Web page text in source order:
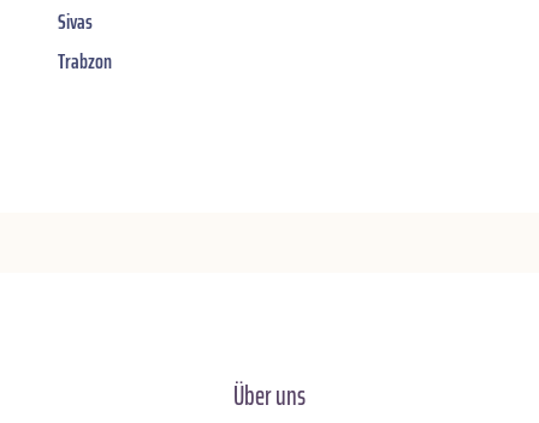
Sivas
Trabzon
Über uns